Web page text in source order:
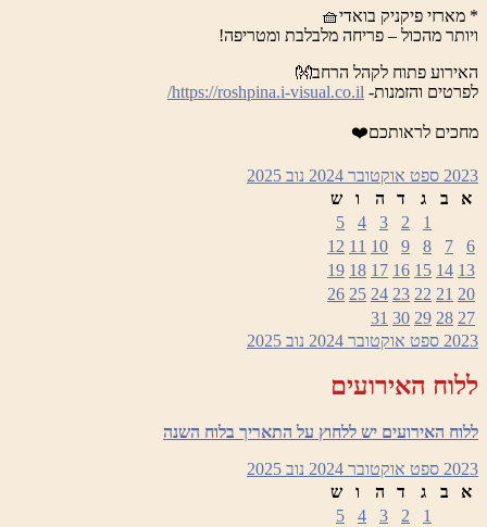
* מארזי פיקניק בואדי🧺
ויותר מהכול – פריחה מלבלבת ומטריפה!
האירוע פתוח לקהל הרחב👐
לפרטים והזמנות- https://roshpina.i-visual.co.il/
מחכים לראותכם❤️
2023 ספט אוקטובר 2024 נוב 2025
א
ב ג ד ה ו
ש
1
2
3
4
5
6
7
8
9
10
11
12
13
14
15
16
17
18
19
20
21
22
23
24
25
26
27
28
29
30
31
2023 ספט אוקטובר 2024 נוב 2025
ללוח האירועים
ללוח האירועים יש ללחוץ על התאריך בלוח השנה
2023 ספט אוקטובר 2024 נוב 2025
א
ב ג ד ה ו
ש
1
2
3
4
5